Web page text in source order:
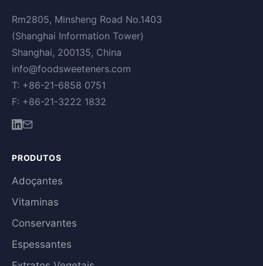
Rm2805, Minsheng Road No.1403
(Shanghai Information Tower)
Shanghai, 200135, China
info@foodsweeteners.com
T: +86-21-6858 0751
F: +86-21-3222 1832
PRODUTOS
Adoçantes
Vitaminas
Conservantes
Espessantes